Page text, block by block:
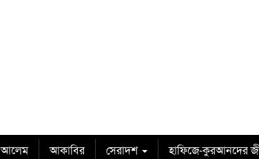
আলেম আকাবির সেরাদশ হাফিজে-কুরআনদের